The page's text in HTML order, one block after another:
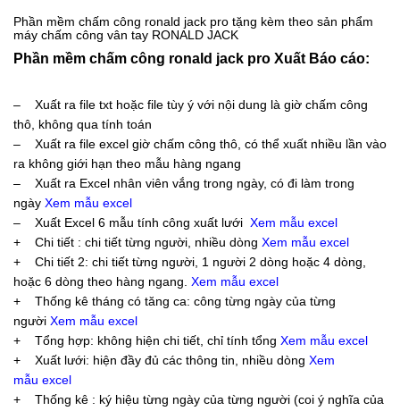
Phần mềm chấm công ronald jack pro tặng kèm theo sản phẩm
máy chấm công vân tay RONALD JACK
Phần mềm chấm công ronald jack pro Xuất Báo cáo:
– Xuất ra file txt hoặc file tùy ý với nội dung là giờ chấm công
thô, không qua tính toán
– Xuất ra file excel giờ chấm công thô, có thể xuất nhiều lần vào
ra không giới hạn theo mẫu hàng ngang
– Xuất ra Excel nhân viên vắng trong ngày, có đi làm trong
ngày Xem mẫu excel
– Xuất Excel 6 mẫu tính công xuất lưới Xem mẫu excel
+ Chi tiết : chi tiết từng người, nhiều dòng Xem mẫu excel
+ Chi tiết 2: chi tiết từng người, 1 người 2 dòng hoặc 4 dòng,
hoặc 6 dòng theo hàng ngang. Xem mẫu excel
+ Thống kê tháng có tăng ca: công từng ngày của từng
người Xem mẫu excel
+ Tổng hợp: không hiện chi tiết, chỉ tính tổng Xem mẫu excel
+ Xuất lưới: hiện đầy đủ các thông tin, nhiều dòng Xem
mẫu excel
+ Thống kê : ký hiệu từng ngày của từng người (coi ý nghĩa của